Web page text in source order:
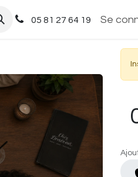
05 81 27 64 19 Se